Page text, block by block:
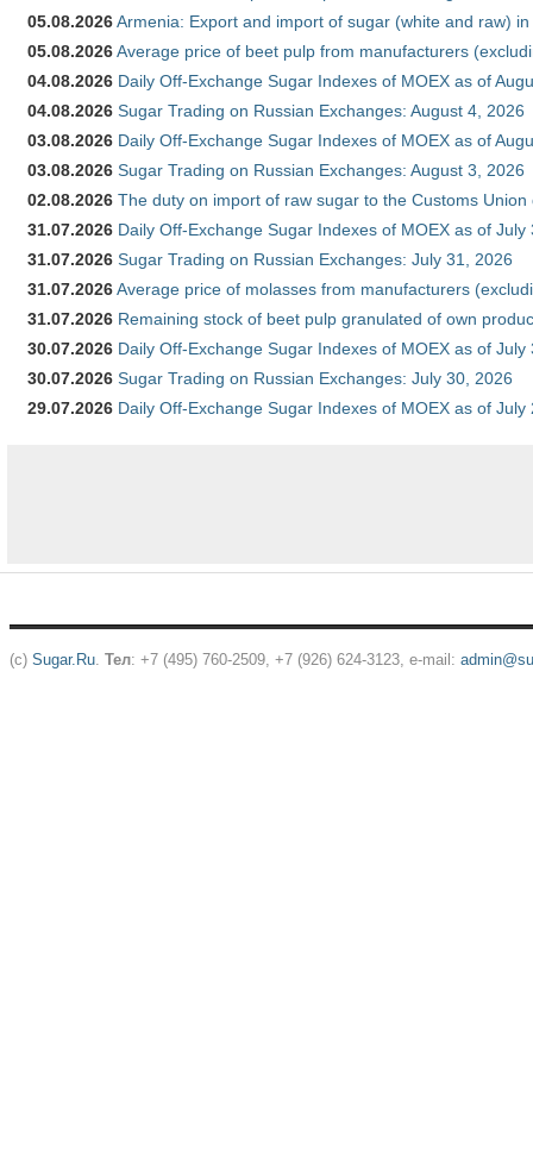
05.08.2026Armenia: Export and import of sugar (white and raw)
05.08.2026Average price of beet pulp from manufacturers
04.08.2026 Daily Off-Exchange Sugar Indexes of MOEX as of
04.08.2026 Sugar Trading on Russian Exchanges: August 4, 2026
03.08.2026 Daily Off-Exchange Sugar Indexes of MOEX as of
03.08.2026 Sugar Trading on Russian Exchanges: August 3, 2026
02.08.2026 The duty on import of raw sugar to the Customs
31.07.2026 Daily Off-Exchange Sugar Indexes of MOEX as of July
31.07.2026 Sugar Trading on Russian Exchanges: July 31, 2026
31.07.2026Average price of molasses from manufacturers
31.07.2026 Remaining stock of beet pulp granulated of own
30.07.2026 Daily Off-Exchange Sugar Indexes of MOEX as of July
30.07.2026 Sugar Trading on Russian Exchanges: July 30, 2026
29.07.2026 Daily Off-Exchange Sugar Indexes of MOEX as of July
(c) Sugar.Ru. Тел: +7 (495) 760-2509, +7 (926) 624-3123, e-mail: